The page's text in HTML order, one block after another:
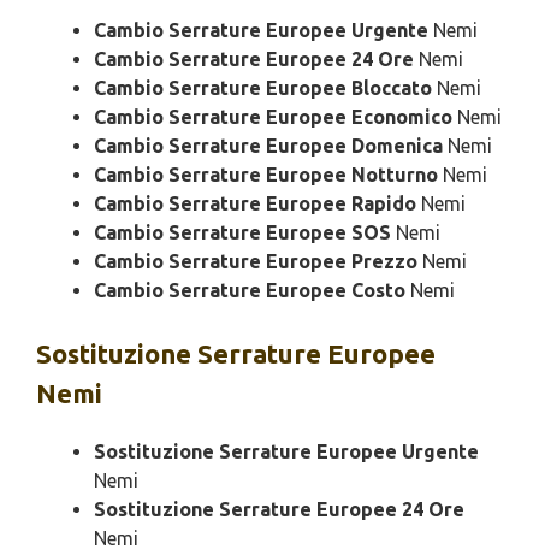
Cambio Serrature Europee Urgente Nemi
Cambio Serrature Europee 24 Ore Nemi
Cambio Serrature Europee Bloccato Nemi
Cambio Serrature Europee Economico Nemi
Cambio Serrature Europee Domenica Nemi
Cambio Serrature Europee Notturno Nemi
Cambio Serrature Europee Rapido Nemi
Cambio Serrature Europee SOS Nemi
Cambio Serrature Europee Prezzo Nemi
Cambio Serrature Europee Costo Nemi
Sostituzione Serrature Europee
Nemi
Sostituzione Serrature Europee Urgente
Nemi
Sostituzione Serrature Europee 24 Ore
Nemi